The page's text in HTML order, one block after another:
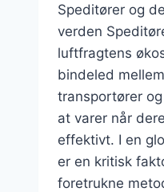
Speditører og
verden
luftfragtens
bindeled
transportører
at varer når
effektivt. I en
er en kritisk
foretrukne